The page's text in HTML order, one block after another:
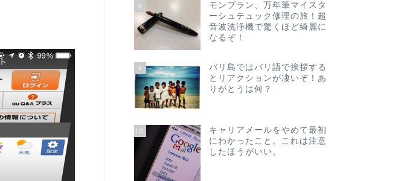
8
モンブラン、万年筆マイスタ
ーシュテュック修理の旅！超
音波洗浄機で驚くほど綺麗に
なるぞ！
9
バリ島ではバリ語で挨拶する
とリアクションが凄いぞ！あ
りがとうは何？
10
キャリアメールをやめて最初
にわかったこと。これは注意
したほうがいい。